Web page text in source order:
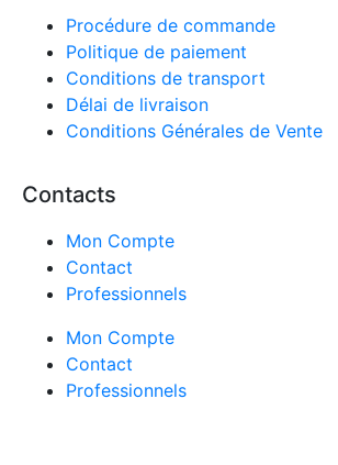
Procédure de commande
Politique de paiement
Conditions de transport
Délai de livraison
Conditions Générales de Vente
Contacts
Mon Compte
Contact
Professionnels
Mon Compte
Contact
Professionnels